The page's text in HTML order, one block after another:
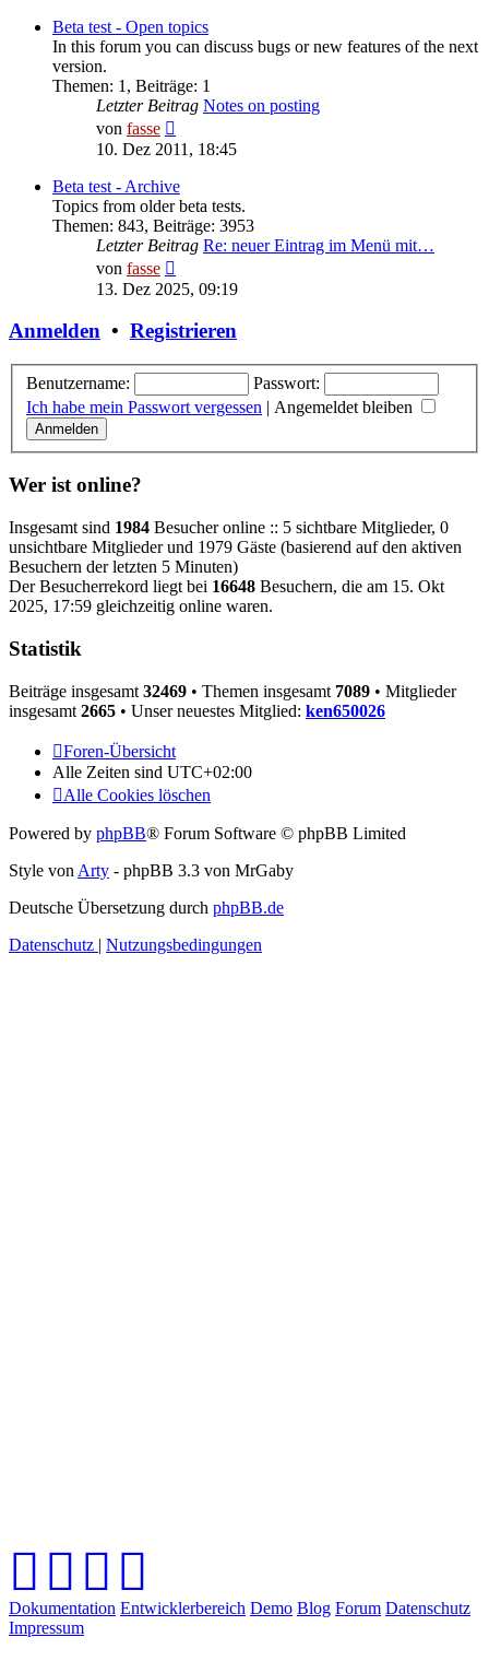
Beta test - Open topics
In this forum you can discuss bugs or new features of the next
version.
Themen: 1 , Beiträge: 1
Letzter Beitrag Notes on posting
von fasse
Beitrag
10. Dez 2011, 18:45
Beta test - Archive
Topics from older beta tests.
Themen: 843, Beiträge: 3953
Letzter Beitrag Re: neuer Eintrag im Menü mit…
von fasse
Beitrag
13. Dez 2025, 09:19
Anmelden • Registrieren
Benutzername:
Passwort:
Ich habe mein Passwort vergessen | Angemeldet bleiben
Wer ist online?
Insgesamt sind 1984 Besucher online :: 5 sichtbare Mitglieder, 0
unsichtbare Mitglieder und 1979 Gäste (basierend auf den aktiven
Besuchern der letzten 5 Minuten)
Der Besucherrekord liegt bei 16648 Besuchern, die am 15. Okt
2025, 17:59 gleichzeitig online waren.
Statistik
Beiträge insgesamt 32469 • Themen insgesamt 7089 • Mitglieder
insgesamt 2665 • Unser neuestes Mitglied: ken650026
Foren-Übersicht
Alle Zeiten sind UTC+02:00
Alle Cookies löschen
Powered by phpBB® Forum Software © phpBB Limited
Style von Arty - phpBB 3.3 von MrGaby
Deutsche Übersetzung durch phpBB.de
Datenschutz | Nutzungsbedingungen
Dokumentation Entwicklerbereich Demo Blog Forum Datenschutz
Impressum